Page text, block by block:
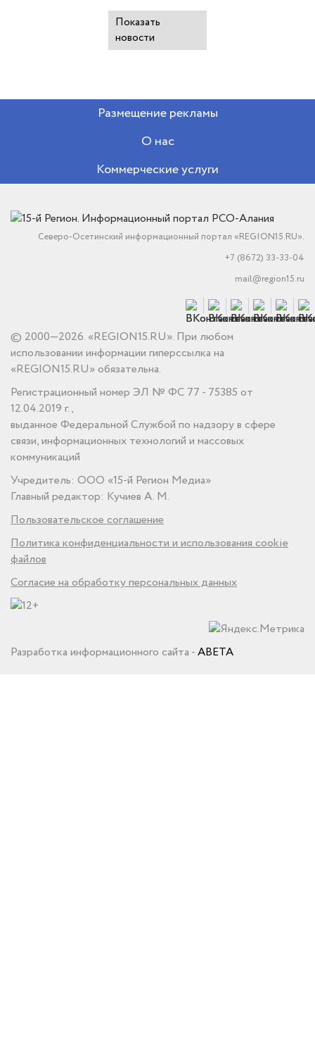
Показать
новости
Размещение рекламы
О нас
Коммерческие услуги
Северо-Осетинский информационный портал «REGION15.RU».
+7 (8672) 33-33-04
mail@region15.ru
© 2000—2026. «REGION15.RU». При любом
использовании информации гиперссылка на
«REGION15.RU» обязательна.
Регистрационный номер ЭЛ № ФС 77 - 75385 от
12.04.2019 г.,
выданное Федеральной Службой по надзору в сфере
связи, информационных технологий и массовых
коммуникаций
Учредитель: ООО «15-й Регион Медиа»
Главный редактор: Кучиев А. М.
Пользовательское соглашение
Политика конфиденциальности и использования cookie
файлов
Согласие на обработку персональных данных
Разработка информационного сайта -ABETA